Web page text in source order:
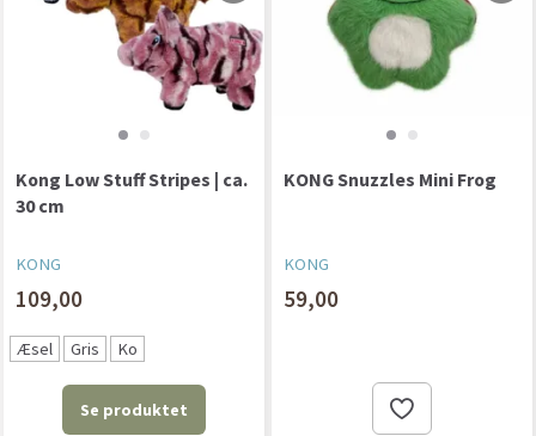
Kong Low Stuff Stripes | ca.
30 cm
KONG
109,00
Æsel Gris Ko
Se produktet
KONG Snuzzles Mini Frog
KONG
59,00